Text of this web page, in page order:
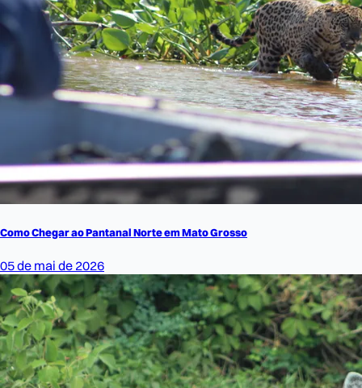
Como Chegar ao Pantanal Norte em Mato Grosso
05 de mai de 2026